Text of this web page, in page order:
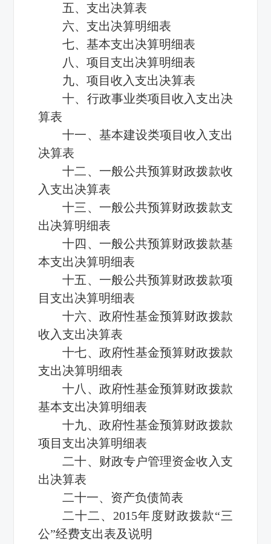
五、支出决算表
六、支出决算明细表
七、基本支出决算明细表
八、项目支出决算明细表
九、项目收入支出决算表
十、行政事业类项目收入支出决
算表
十一、基本建设类项目收入支出
决算表
十二、一般公共预算财政拨款收
入支出决算表
十三、一般公共预算财政拨款支
出决算明细表
十四、一般公共预算财政拨款基
本支出决算明细表
十五、一般公共预算财政拨款项
目支出决算明细表
十六、政府性基金预算财政拨款
收入支出决算表
十七、政府性基金预算财政拨款
支出决算明细表
十八、政府性基金预算财政拨款
基本支出决算明细表
十九、政府性基金预算财政拨款
项目支出决算明细表
二十、财政专户管理资金收入支
出决算表
二十一、资产负债简表
二十二、2015年度财政拨款“三
公”经费支出表及说明